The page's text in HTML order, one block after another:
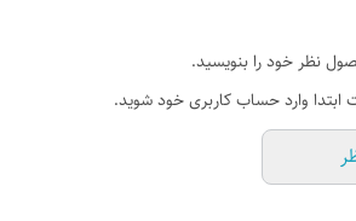
نظر خود را بنویسید.
ابتدا وارد حساب کاربری خود شوید.